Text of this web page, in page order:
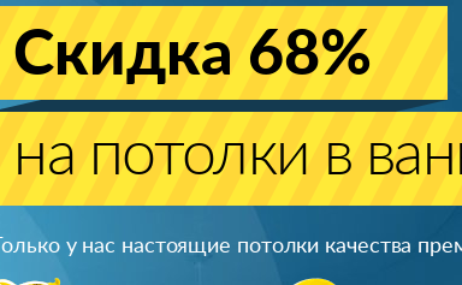
Скидка 68%
на потолки в
Только у нас настоящие потолки качества